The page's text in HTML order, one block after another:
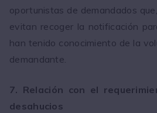
oportunistas de demandados
evitan recoger la notificación
han tenido conocimiento de la
demandante.
7. Relación con el
desahucios